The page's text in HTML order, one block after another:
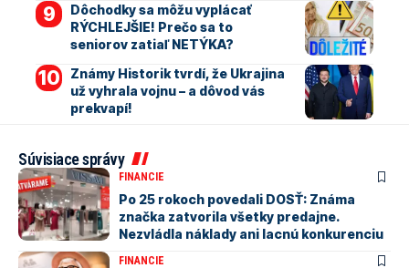
Dôchodky sa môžu vyplácať
RÝCHLEJŠIE! Prečo sa to
seniorov zatiaľ NETÝKA?
Známy Historik tvrdí, že Ukrajina
už vyhrala vojnu – a dôvod vás
prekvapí!
Súvisiace správy
FINANCIE
Po 25 rokoch povedali DOSŤ: Známa
značka zatvorila všetky predajne.
Nezvládla náklady ani lacnú konkurenciu
FINANCIE